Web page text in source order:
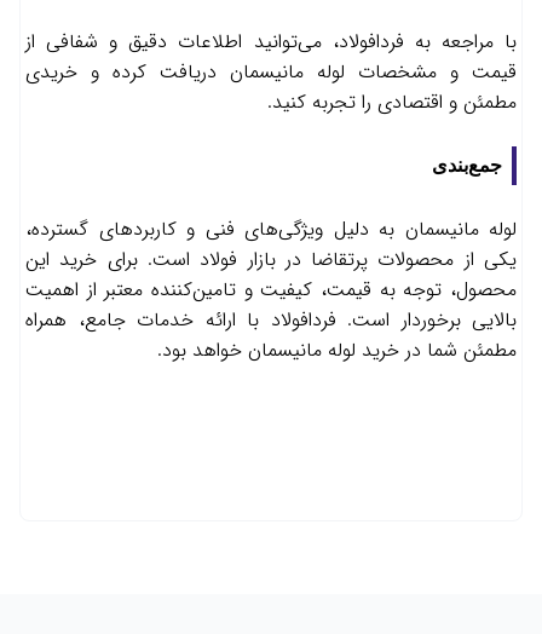
با مراجعه به فردافولاد، می‌توانید اطلاعات دقیق و شفافی از
قیمت و مشخصات لوله مانیسمان دریافت کرده و خریدی
مطمئن و اقتصادی را تجربه کنید.
جمع‌بندی
لوله مانیسمان به دلیل ویژگی‌های فنی و کاربردهای گسترده،
یکی از محصولات پرتقاضا در بازار فولاد است. برای خرید این
محصول، توجه به قیمت، کیفیت و تامین‌کننده معتبر از اهمیت
بالایی برخوردار است. فردافولاد با ارائه خدمات جامع، همراه
مطمئن شما در خرید لوله مانیسمان خواهد بود.